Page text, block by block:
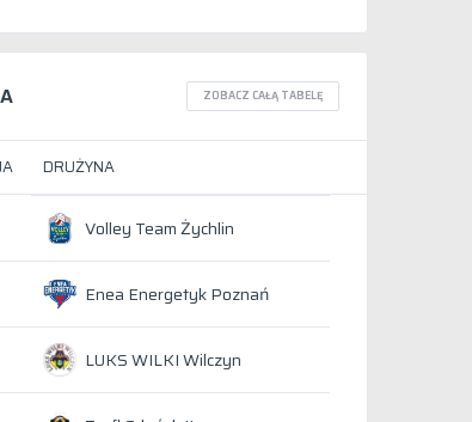
ZOBACZ CAŁĄ TABELĘ
DRUŻYNA
Volley Team Żychlin
Enea Energetyk Poznań
LUKS WILKI Wilczyn